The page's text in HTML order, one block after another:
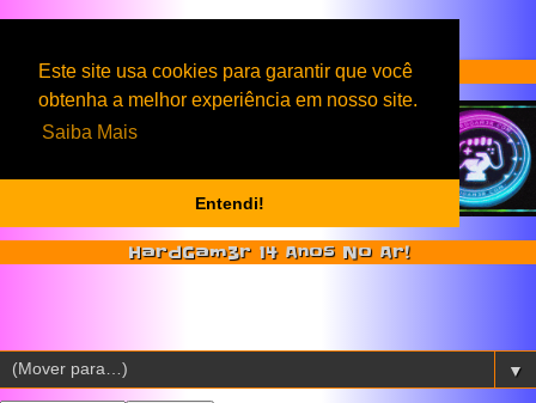
Este site usa cookies para garantir que você
obtenha a melhor experiência em nosso site.
Saiba Mais
Entendi!
Serviços & Produtos HardGam3r
HardGam3r 14 Anos No Ar!
▼